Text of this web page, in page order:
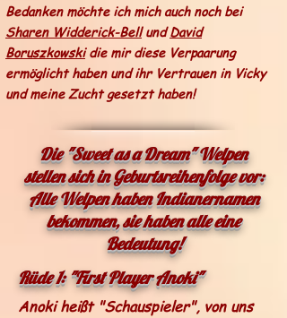
Bedanken möchte ich mich auch noch bei
Sharen Widderick-BellundDavid
Boruszkowskidie mir diese Verpaarung
ermöglicht haben und ihr Vertrauen in Vicky
und meine Zucht gesetzt haben!
Die "Sweet as a Dream" Welpen
stellen sich in Geburtsreihenfolge vor:
Alle Welpen haben Indianernamen
bekommen, sie haben alle eine
Bedeutung!
Rüde 1: "First Player Anoki"
Anoki heißt "Schauspieler", von uns